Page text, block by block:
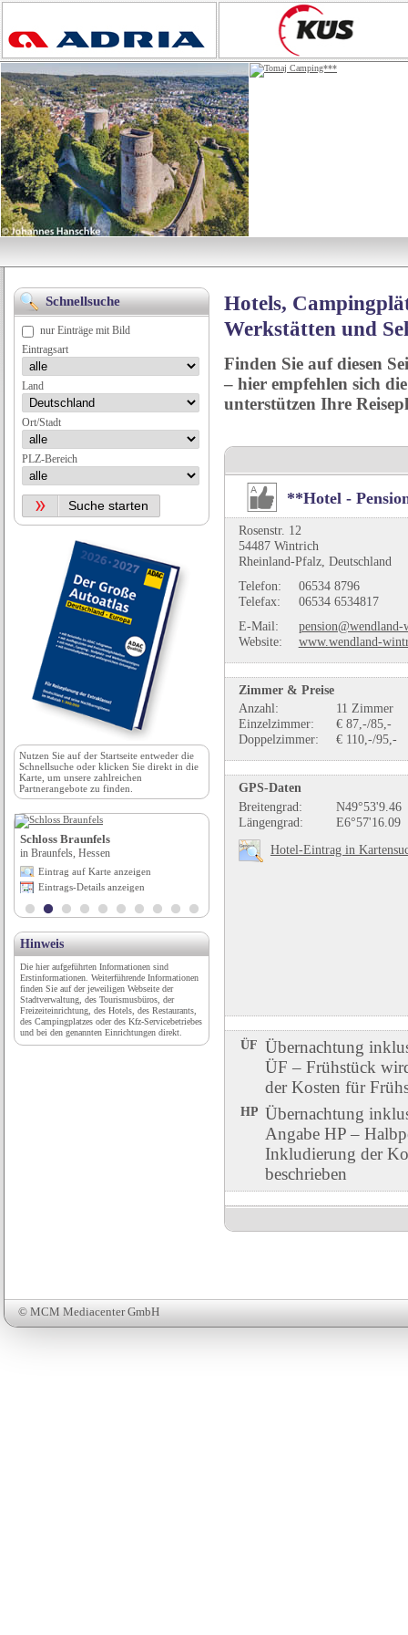
Hotels,
Werkstätten und
Finden Sie auf diesen
– hier empfehlen sich
unterstützen Ihre
**Hotel -
Rosenstr. 12
54487 Wintrich
Rheinland-Pfalz, Deutschland
Telefon:
06534 8796
Telefax:
06534 6534817
E-Mail:
Website:
www.wendland-
Zimmer & Preise
Anzahl:
11 Zimmer
Einzelzimmer:
€ 87,-/85,-
Doppelzimmer:
€ 110,-/95,-
GPS-Daten
Breitengrad:
N49°53'9.46
Längengrad:
E6°57'16.09
Hotel-Eintrag in
ÜF Übernachtung
ÜF – Frühstück
der Kosten für
HP Übernachtung
Angabe HP –
Inkludierung der
beschrieben
© MCM Mediacenter GmbH
Schnellsuche
nur Einträge mit Bild
Eintragsart
Land
Ort/Stadt
PLZ-Bereich
Nutzen Sie auf der Startseite entweder die
Schnellsuche oder klicken Sie direkt in die
Karte, um unsere zahlreichen
Partnerangebote zu finden.
Schloss Braunfels
in Braunfels, Hessen
Eintrag auf Karte anzeigen
Eintrags-Details anzeigen
Wild- & Erlebnispark Daun
in Daun, Rheinland-Pfalz
Hinweis
Die hier aufgeführten Informationen sind
Erstinformationen. Weiterführende Informationen
finden Sie auf der jeweiligen Webseite der
Stadtverwaltung, des Tourismusbüros, der
Freizeiteinrichtung, des Hotels, des Restaurants,
des Campingplatzes oder des Kfz-Servicebetriebes
und bei den genannten Einrichtungen direkt.